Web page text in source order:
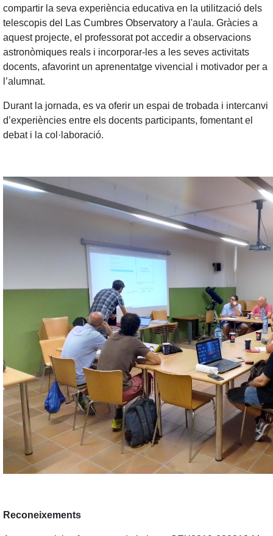
compartir la seva experiència educativa en la utilització dels
telescopis del Las Cumbres Observatory a l'aula. Gràcies a
aquest projecte, el professorat pot accedir a observacions
astronòmiques reals i incorporar-les a les seves activitats
docents, afavorint un aprenentatge vivencial i motivador per a
l’alumnat.
Durant la jornada, es va oferir un espai de trobada i intercanvi
d’experiències entre els docents participants, fomentant el
debat i la col·laboració.
Reconeixements